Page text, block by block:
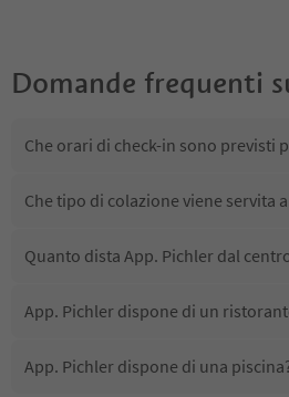
Domande frequenti
Che orari di check-in sono previsti
Che tipo di colazione viene servita
Quanto dista App. Pichler dal
App. Pichler dispone di un
App. Pichler dispone di una